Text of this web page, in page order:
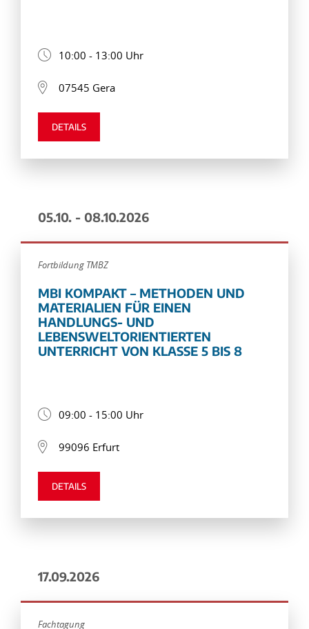
10:00 - 13:00 Uhr
07545 Gera
DETAILS
05.10. - 08.10.2026
Fortbildung TMBZ
MBI KOMPAKT – METHODEN UND
MATERIALIEN FÜR EINEN
HANDLUNGS- UND
LEBENSWELTORIENTIERTEN
UNTERRICHT VON KLASSE 5 BIS 8
09:00 - 15:00 Uhr
99096 Erfurt
DETAILS
17.09.2026
Fachtagung